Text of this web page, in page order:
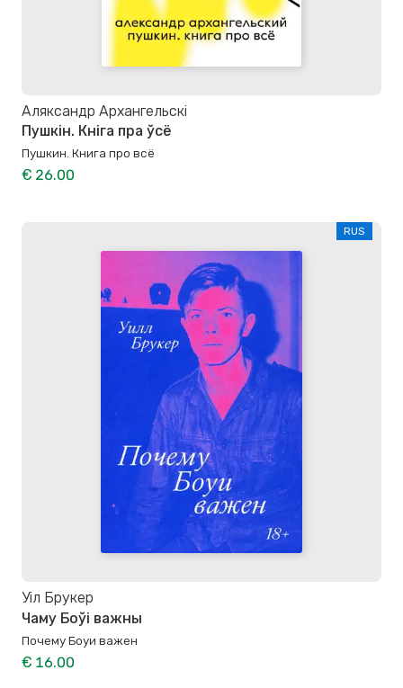
Аляксандр Архангельскі
Пушкін. Кніга пра ўсё
Пушкин. Книга про всё
€ 26.00
RUS
Уіл Брукер
Чаму Боўі важны
Почему Боуи важен
€ 16.00